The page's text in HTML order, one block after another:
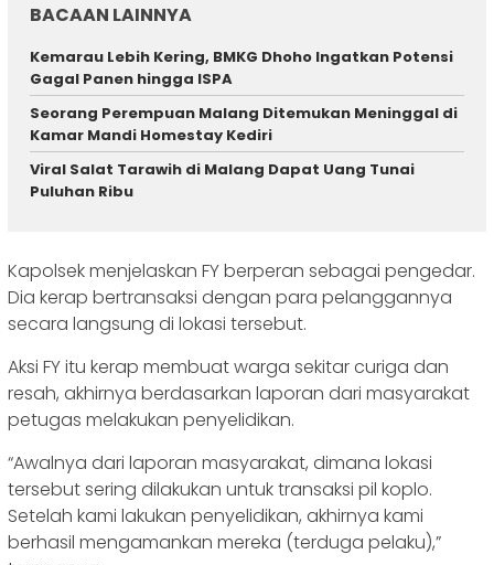
BACAAN LAINNYA
Kemarau Lebih Kering, BMKG Dhoho Ingatkan Potensi
Gagal Panen hingga ISPA
Seorang Perempuan Malang Ditemukan Meninggal di
Kamar Mandi Homestay Kediri
Viral Salat Tarawih di Malang Dapat Uang Tunai
Puluhan Ribu
Kapolsek menjelaskan FY berperan sebagai pengedar.
Dia kerap bertransaksi dengan para pelanggannya
secara langsung di lokasi tersebut.
Aksi FY itu kerap membuat warga sekitar curiga dan
resah, akhirnya berdasarkan laporan dari masyarakat
petugas melakukan penyelidikan.
“Awalnya dari laporan masyarakat, dimana lokasi
tersebut sering dilakukan untuk transaksi pil koplo.
Setelah kami lakukan penyelidikan, akhirnya kami
berhasil mengamankan mereka (terduga pelaku),”